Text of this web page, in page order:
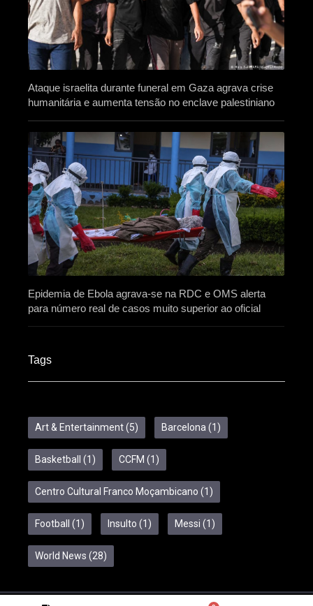
Ataque israelita durante funeral em Gaza agrava crise
humanitária e aumenta tensão no enclave palestiniano
Epidemia de Ebola agrava-se na RDC e OMS alerta
para número real de casos muito superior ao oficial
Tags
Art & Entertainment(5) Barcelona (1)
Basketball (1) CCFM (1)
Centro Cultural Franco Moçambicano (1)
Football (1) Insulto (1) Messi (1)
World News (28)